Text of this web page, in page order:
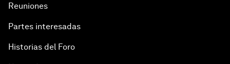
Reuniones
Partes interesadas
Historias del Foro